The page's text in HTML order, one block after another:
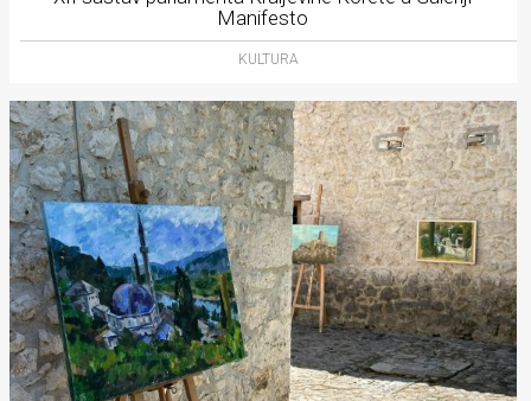
Manifesto
KULTURA